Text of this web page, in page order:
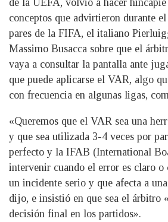
de la UEFA, volvió a hacer
conceptos que advirtieron durante
pares de la FIFA, el italiano
Massimo Busacca sobre que el
vaya a consultar la pantalla ante
que puede aplicarse el VAR, algo
con frecuencia en algunas ligas,
«Queremos que el VAR sea una
y que sea utilizada 3-4 veces por
perfecto y la IFAB (International
intervenir cuando el error es claro o
un incidente serio y que afecta a
dijo, e insistió en que sea el árbitro
decisión final en los partidos».